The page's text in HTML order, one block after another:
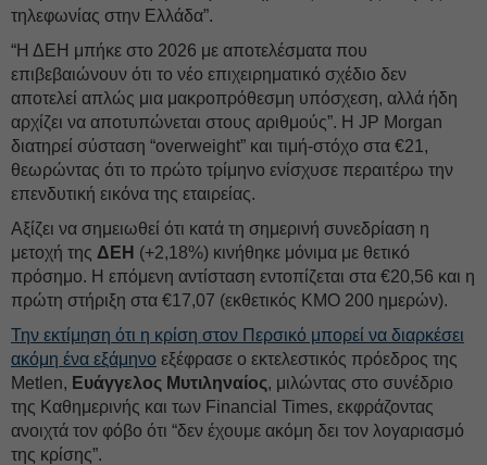
τηλεφωνίας στην Ελλάδα”.
“Η ΔΕΗ μπήκε στο 2026 με αποτελέσματα που
επιβεβαιώνουν ότι το νέο επιχειρηματικό σχέδιο δεν
αποτελεί απλώς μια μακροπρόθεσμη υπόσχεση, αλλά ήδη
αρχίζει να αποτυπώνεται στους αριθμούς”. Η JP Morgan
διατηρεί σύσταση “overweight” και τιμή-στόχο στα €21,
θεωρώντας ότι το πρώτο τρίμηνο ενίσχυσε περαιτέρω την
επενδυτική εικόνα της εταιρείας.
Αξίζει να σημειωθεί ότι κατά τη σημερινή συνεδρίαση η
μετοχή της ΔΕΗ (+2,18%) κινήθηκε μόνιμα με θετικό
πρόσημο. Η επόμενη αντίσταση εντοπίζεται στα €20,56 και η
πρώτη στήριξη στα €17,07 (εκθετικός ΚΜΟ 200 ημερών).
Την εκτίμηση ότι η κρίση στον Περσικό μπορεί να διαρκέσει
ακόμη ένα εξάμηνο εξέφρασε ο εκτελεστικός πρόεδρος της
Metlen, Ευάγγελος Μυτιληναίος, μιλώντας στο συνέδριο
της Καθημερινής και των Financial Times, εκφράζοντας
ανοιχτά τον φόβο ότι “δεν έχουμε ακόμη δει τον λογαριασμό
της κρίσης”.